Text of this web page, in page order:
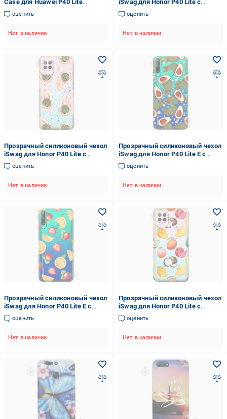
Case для Huawei P40 Lite
E/Honor 9C - розовый песок
оценить
Нет в наличии
iSwag для Honor P40 Lite с
рисунком - Туканы и лимоны
(M1607)
оценить
Нет в наличии
Прозрачный силиконовый чехол
iSwag для Honor P40 Lite с
рисунком - Кактусы в колбах
(M1601)
оценить
Нет в наличии
Прозрачный силиконовый чехол
iSwag для Honor P40 Lite E с
рисунком - Авокадо (M1507)
оценить
Нет в наличии
Прозрачный силиконовый чехол
iSwag для Honor P40 Lite E с
рисунком - Фруктовый дизайн
(M1542)
оценить
Нет в наличии
Прозрачный силиконовый чехол
iSwag для Honor P40 Lite с
рисунком - Фрукты (M1603)
оценить
Нет в наличии